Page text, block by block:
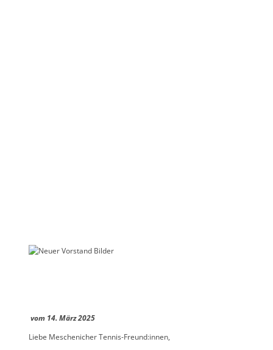
vom 14. März 2025
Liebe Meschenicher Tennis-Freund:innen,